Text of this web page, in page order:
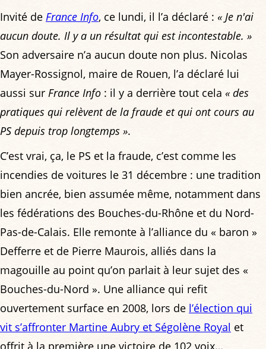
Invité de France Info, ce lundi, il l’a déclaré : « Je n'ai
aucun doute. Il y a un résultat qui est incontestable. »
Son adversaire n’a aucun doute non plus. Nicolas
Mayer-Rossignol, maire de Rouen, l’a déclaré lui
aussi sur France Info : il y a derrière tout cela « des
pratiques qui relèvent de la fraude et qui ont cours au
PS depuis trop longtemps ».
C’est vrai, ça, le PS et la fraude, c’est comme les
incendies de voitures le 31 décembre : une tradition
bien ancrée, bien assumée même, notamment dans
les fédérations des Bouches-du-Rhône et du Nord-
Pas-de-Calais. Elle remonte à l’alliance du « baron »
Defferre et de Pierre Maurois, alliés dans la
magouille au point qu’on parlait à leur sujet des «
Bouches-du-Nord ». Une alliance qui refit
ouvertement surface en 2008, lors de l’élection qui
vit s’affronter Martine Aubry et Ségolène Royal et
offrit à la première une victoire de 102 voix…